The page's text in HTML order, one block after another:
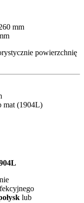
mm
powierzchnię
mat (1904L)
lub